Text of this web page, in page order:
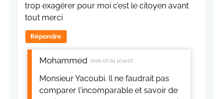
trop exagérer pour moi c’est le citoyen avant
tout merci
Répondre
Mohammed 2025-07-24 12:14:07
Monsieur Yacoubi. Il ne faudrait pas
comparer l'incomparable et savoir de